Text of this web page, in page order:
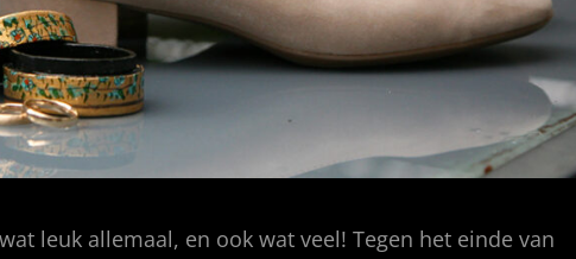
leuk allemaal, en ook wat veel! Tegen het einde van